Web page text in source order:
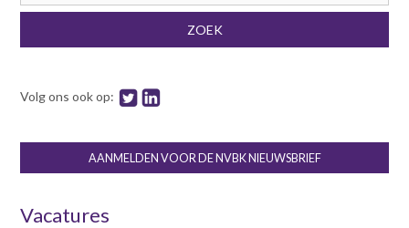
ZOEK
Volg ons ook op:
AANMELDEN VOOR DE NVBK NIEUWSBRIEF
Vacatures